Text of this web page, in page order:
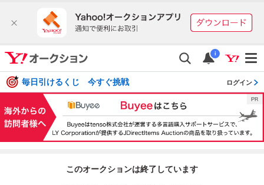
i
毎日引けるくじ 今すぐ挑戦 ログイン
このオークションは終了しています